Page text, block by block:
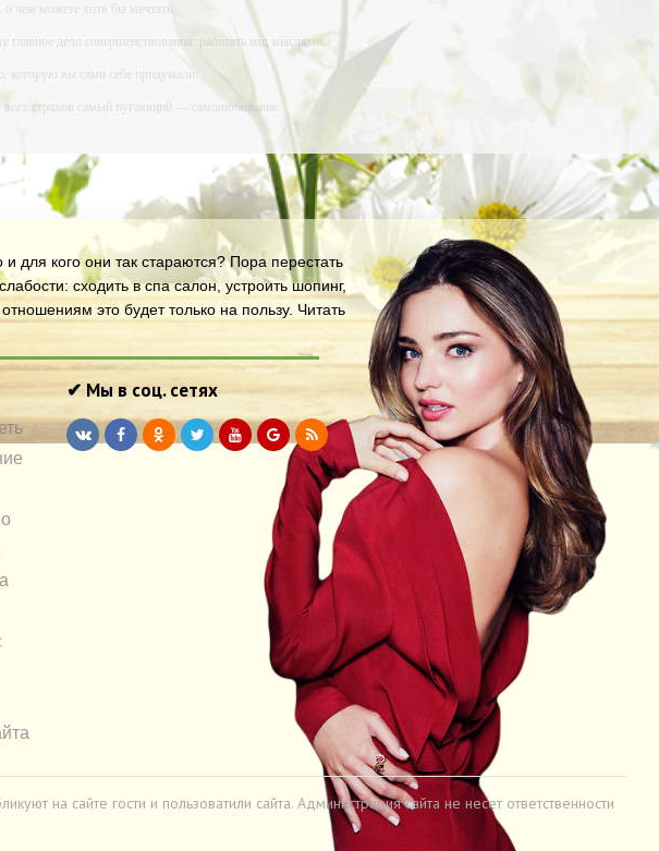
о чем можете хотя бы мечтать.
дело совершенствования: работать над мыслями.
вы сами себе придумали.
страхов самый пугающий — самолюбование.
не бывает полезен никому, кроме того, кто его дал.
их дают мне.
для кого они так стараются? Пора перестать
сходить в спа салон, устроить шопинг,
это будет только на пользу. Читать
✔ Мы в соц. сетях
на сайте гости и пользоватили сайта. Администрация сайта не несет ответственности